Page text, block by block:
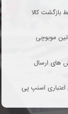
بازگشت کالا
موبوچی
های ارسال
اسنپ پی